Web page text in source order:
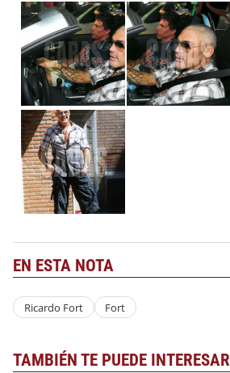
EN ESTA NOTA
Ricardo Fort Fort
TAMBIÉN TE PUEDE INTERESAR